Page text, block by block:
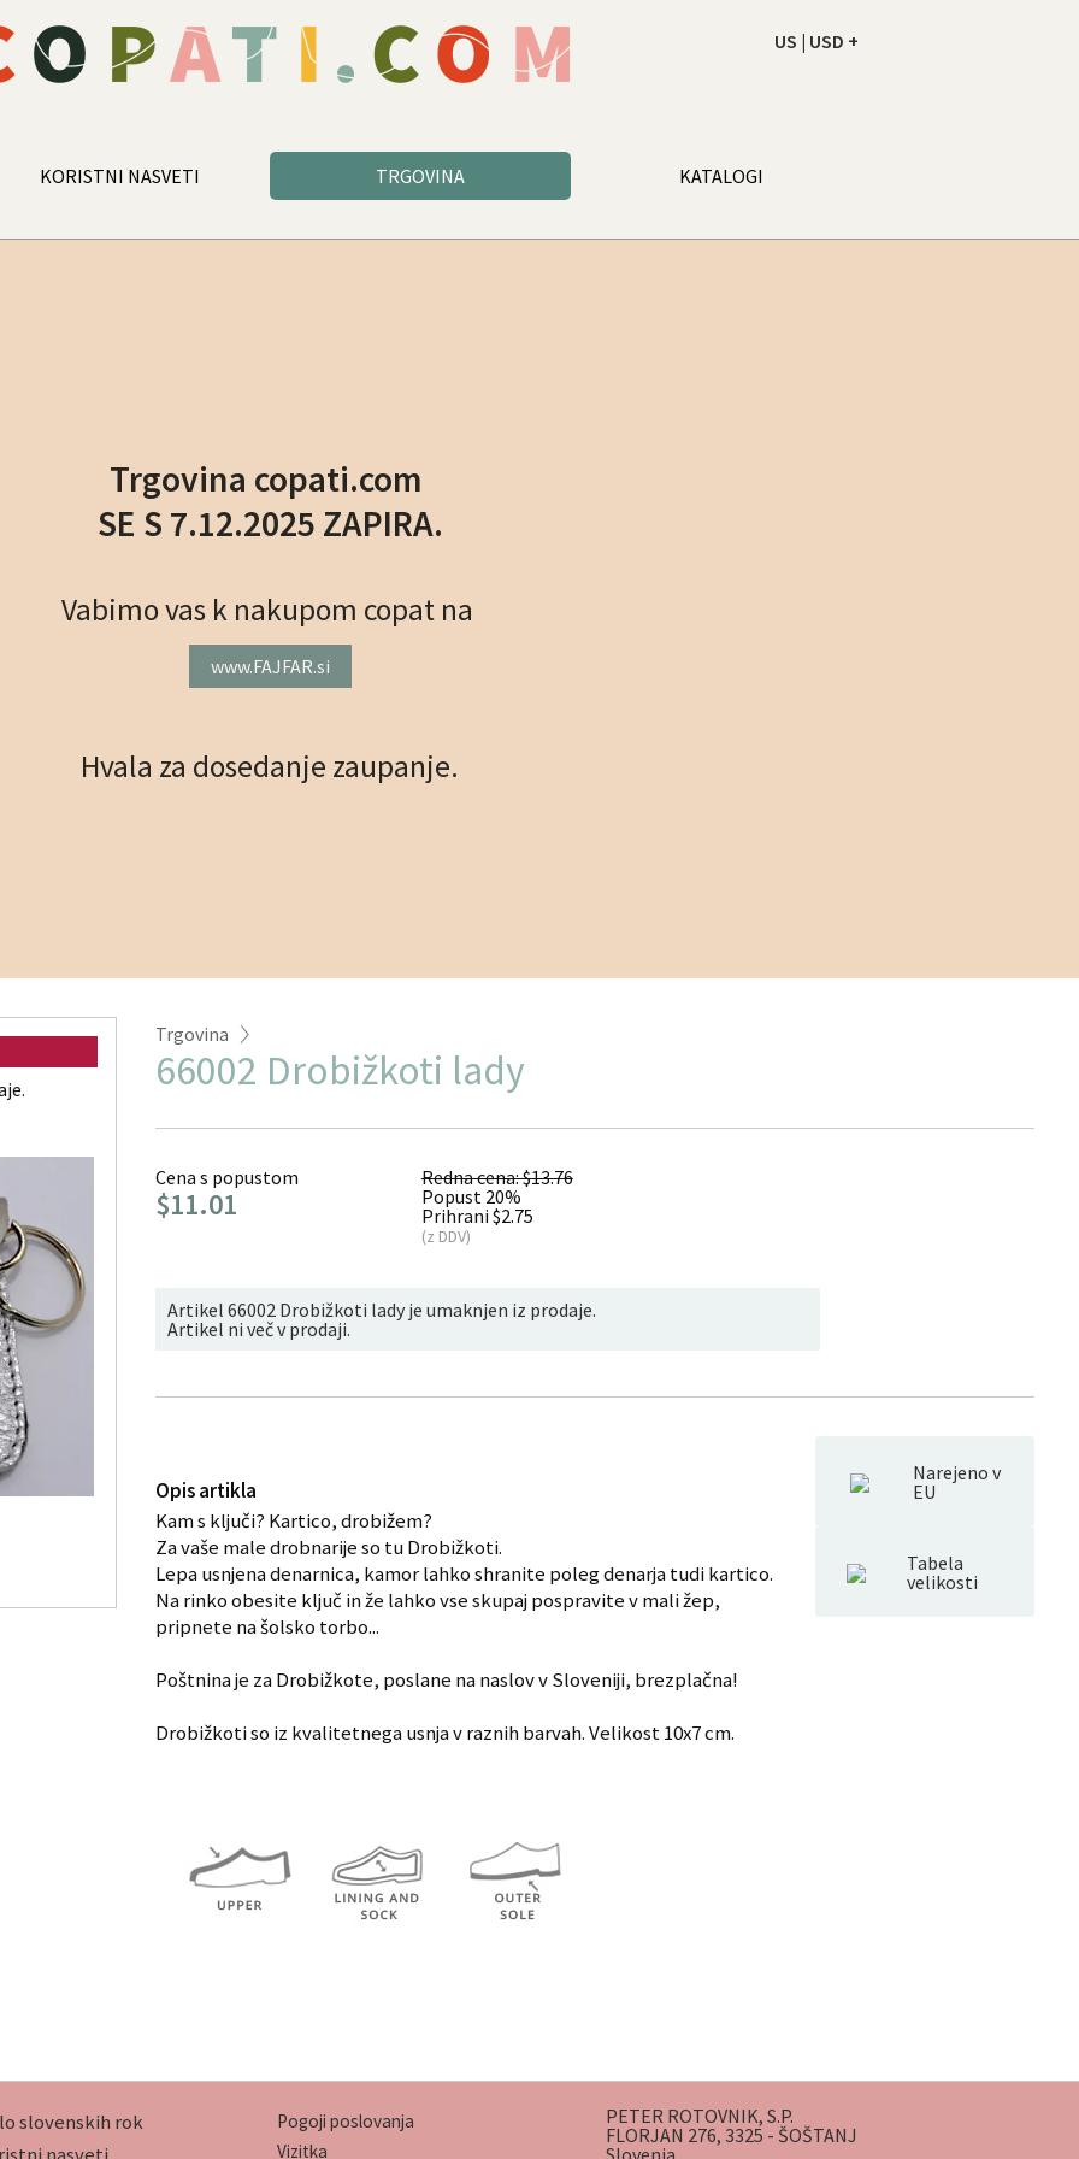
US | USD +
KORISTNI NASVETI TRGOVINA KATALOGI
Trgovina copati.com
SE S 7.12.2025 ZAPIRA.
Vabimo vas k nakupom copat na
www.FAJFAR.si
Hvala za dosedanje zaupanje.
Trgovina
66002 Drobižkoti lady
Cena s popustom
$11.01
Redna cena: $13.76
Popust 20%
Prihrani $2.75
(z DDV)
Artikel 66002 Drobižkoti lady je umaknjen iz prodaje.
Artikel ni več v prodaji.
Opis artikla
Kam s ključi? Kartico, drobižem?
Za vaše male drobnarije so tu Drobižkoti.
Lepa usnjena denarnica, kamor lahko shranite poleg denarja tudi kartico.
Na rinko obesite ključ in že lahko vse skupaj pospravite v mali žep,
pripnete na šolsko torbo...
Poštnina je za Drobižkote, poslane na naslov v Sloveniji, brezplačna!
Drobižkoti so iz kvalitetnega usnja v raznih barvah. Velikost 10x7 cm.
Narejeno v
EU
Tabela
velikosti
slovenskih rok
Pogoji poslovanja
Vizitka
PETER ROTOVNIK, S.P.
FLORJAN 276, 3325 - ŠOŠTANJ